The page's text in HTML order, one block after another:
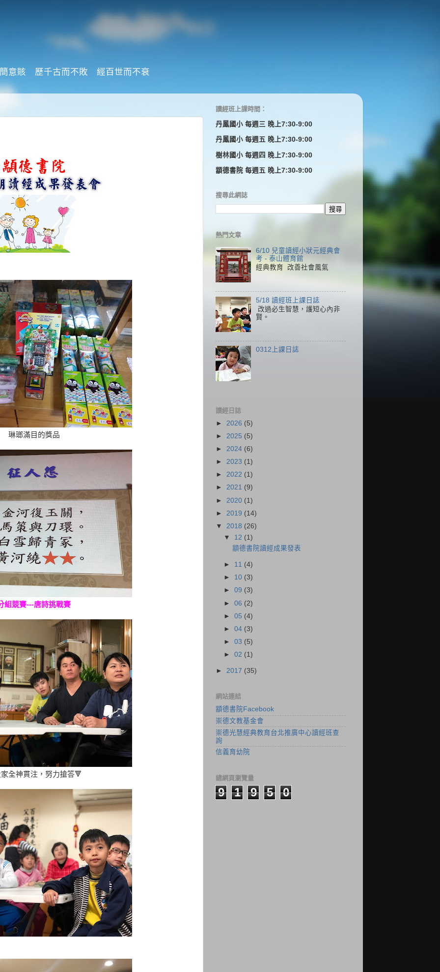
賅 歷千古而不敗 經百世而不衰
琳瑯滿目的獎品
組競賽---唐詩挑戰賽
全神貫注，努力搶答🔻
讀經班上課時間：
丹鳳國小 每週三 晚上7:30-9:00
丹鳳國小 每週五 晚上7:30-9:00
樹林國小 每週四 晚上7:30-9:00
顓德書院 每週五 晚上7:30-9:00
搜尋此網誌
熱門文章
6/10 兒童讀經小狀元經典會
考 - 泰山體育館
經典教育 改善社會風氣
5/18 讀經班上課日誌
改過必生智慧，護短心內非
賢。
0312上課日誌
讀經日誌
► 2026 (5)
► 2025 (5)
► 2024 (6)
► 2023 (1)
► 2022 (1)
► 2021 (9)
► 2020 (1)
► 2019 (14)
▼ 2018 (26)
▼ 12 (1)
顓德書院讀經成果發表
► 11 (4)
► 10 (3)
►09 (3)
►06 (2)
►05 (4)
►04 (3)
►03 (5)
►02 (1)
► 2017 (35)
網站連結
顓德書院Facebook
崇德文教基金會
崇德光慧經典教育台北推廣中心讀經班查
詢
信義育幼院
總網頁瀏覽量
9 1 9 5 0